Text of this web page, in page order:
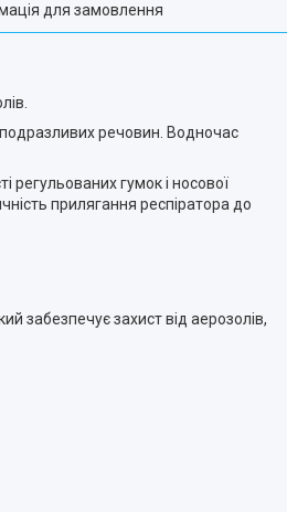
для замовлення
речовин. Водночас
регульованих гумок і носової
прилягання респіратора до
забезпечує захист від аерозолів,